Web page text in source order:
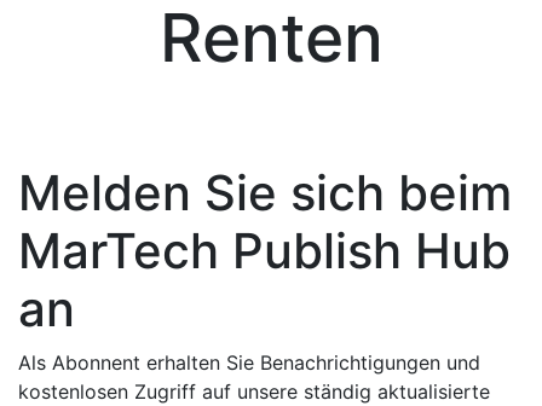
Renten
Melden Sie sich beim
MarTech Publish Hub
an
Als Abonnent erhalten Sie Benachrichtigungen und
kostenlosen Zugriff auf unsere ständig aktualisierte